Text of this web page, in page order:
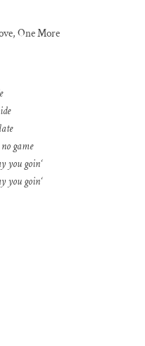
One More
game
you goin‘
you goin‘